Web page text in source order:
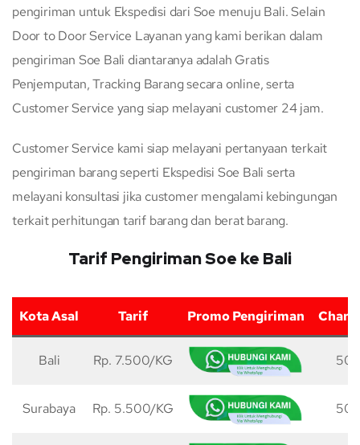
pengiriman untuk Ekspedisi dari Soe menuju Bali. Selain
Door to Door Service Layanan yang kami berikan dalam
pengiriman Soe Bali diantaranya adalah Gratis
Penjemputan, Tracking Barang secara online, serta
Customer Service yang siap melayani customer 24 jam.
Customer Service kami siap melayani pertanyaan terkait
pengiriman barang seperti Ekspedisi Soe Bali serta
melayani konsultasi jika customer mengalami kebingungan
terkait perhitungan tarif barang dan berat barang.
Tarif Pengiriman Soe ke Bali
Kota Asal Tarif Promo Pengiriman
Bali Rp. 7.500/KG 50
Surabaya Rp. 5.500/KG 50